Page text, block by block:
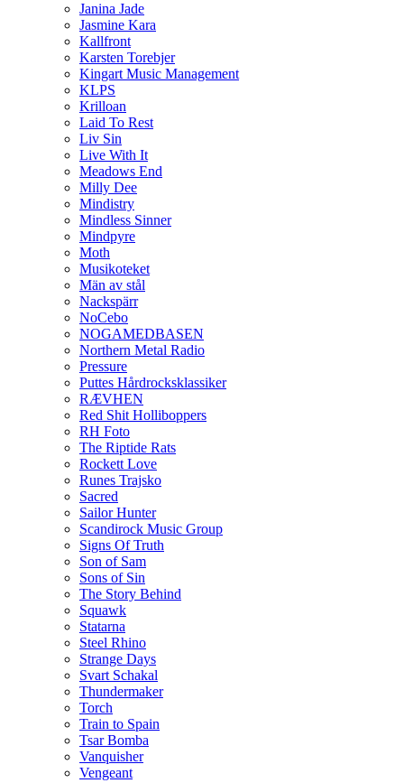
Janina Jade
Jasmine Kara
Kallfront
Karsten Torebjer
Kingart Music Management
KLPS
Krilloan
Laid To Rest
Liv Sin
Live With It
Meadows End
Milly Dee
Mindistry
Mindless Sinner
Mindpyre
Moth
Musikoteket
Män av stål
Nackspärr
NoCebo
NOGAMEDBASEN
Northern Metal Radio
Pressure
Puttes Hårdrocksklassiker
RÆVHEN
Red Shit Holliboppers
RH Foto
The Riptide Rats
Rockett Love
Runes Trajsko
Sacred
Sailor Hunter
Scandirock Music Group
Signs Of Truth
Son of Sam
Sons of Sin
The Story Behind
Squawk
Statarna
Steel Rhino
Strange Days
Svart Schakal
Thundermaker
Torch
Train to Spain
Tsar Bomba
Vanquisher
Vengeant